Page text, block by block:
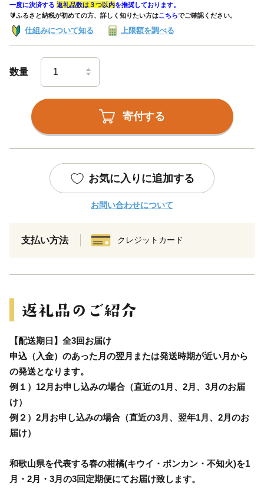
一度に決済する 返礼品数は３つ以内を推奨しております。
🔰ふるさと納税が初めての方、詳しく知りたい方はこちらでご確認ください。
仕組みについて知る 上限額を調べる
数量
寄付する
お気に入りに追加する
お問い合わせについて
支払い方法 クレジットカード
【配送期日】全3回お届け
申込（入金）のあった月の翌月または発送時期が近い月から
の発送となります。
例１）12月お申し込みの場合（直近の1月、2月、3月のお届
け）
例２）2月お申し込みの場合（直近の3月、翌年1月、2月のお
届け）
和歌山県を代表する春の柑橘(キウイ・ポンカン・不知火)を1
月・2月・3月の3回定期便にてお届け致します。